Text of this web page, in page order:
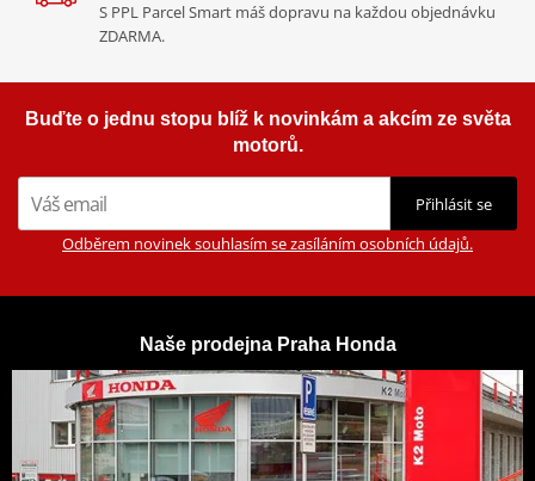
S PPL Parcel Smart máš dopravu na každou objednávku
ZDARMA.
Buďte o jednu stopu blíž k novinkám a akcím ze světa
motorů.
Přihlásit se
Odběrem novinek souhlasím se zasíláním osobních údajů.
Naše prodejna Praha Honda